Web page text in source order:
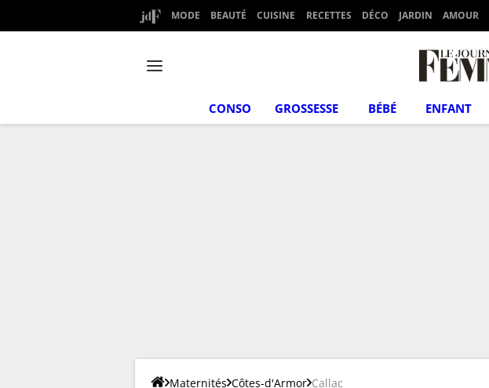
MODE BEAUTÉ CUISINE RECETTES DÉCO JARDIN AMOUR
CONSO GROSSESSE BÉBÉ ENFANT
Maternités Côtes-d'Armor Callac